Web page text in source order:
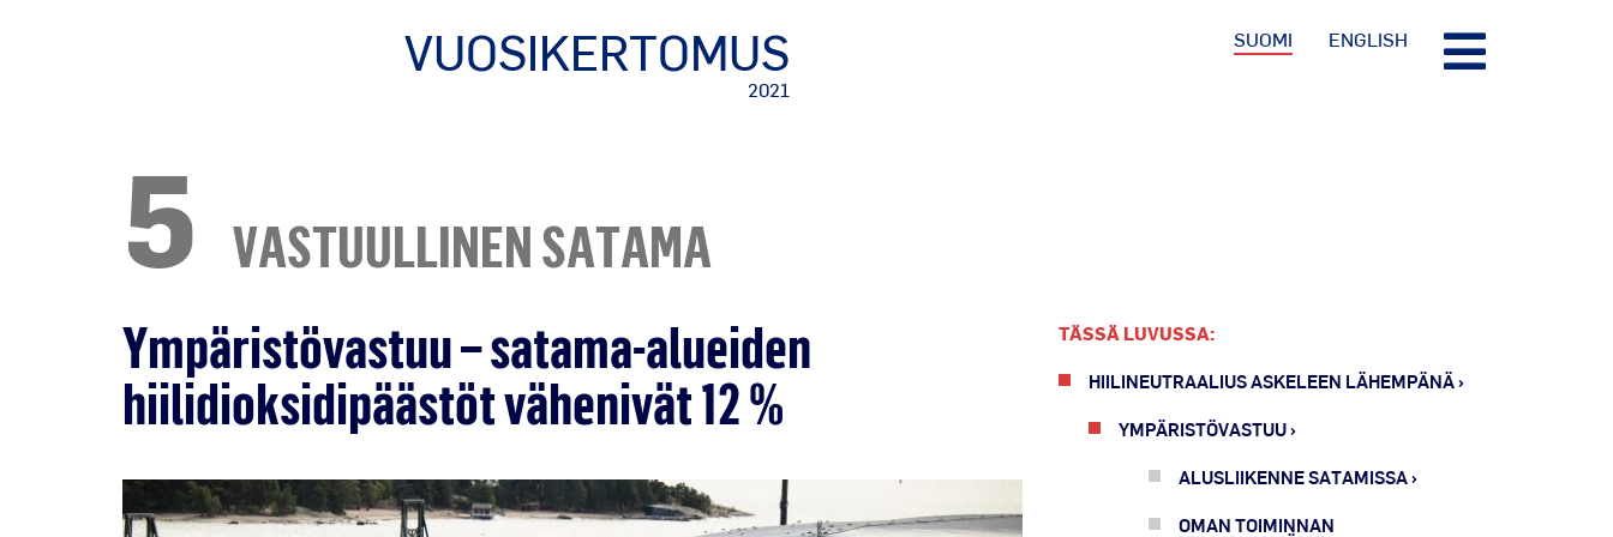
VUOSIKERTOMUS
2021
SUOMI ENGLISH
5 VASTUULLINEN SATAMA
Ympäristövastuu – satama-alueiden
hiilidioksidipäästöt vähenivät 12 %
TÄSSÄ LUVUSSA:
HIILINEUTRAALIUS ASKELEEN LÄHEMPÄNÄ
YMPÄRISTÖVASTUU
ALUSLIIKENNE SATAMISSA
OMAN TOIMINNAN